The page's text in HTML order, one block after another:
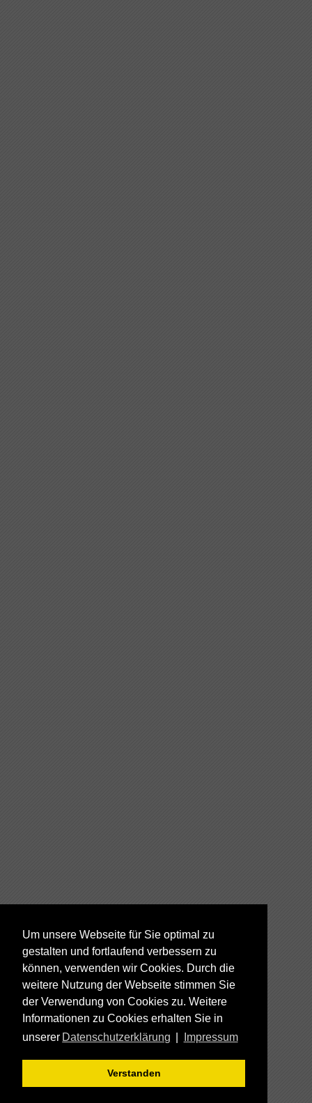
Um unsere Webseite für Sie optimal zu
gestalten und fortlaufend verbessern zu
können, verwenden wir Cookies. Durch die
weitere Nutzung der Webseite stimmen Sie
der Verwendung von Cookies zu. Weitere
Informationen zu Cookies erhalten Sie in
unserer Datenschutzerklärung Impressum
Verstanden